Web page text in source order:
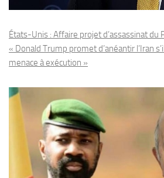
États-Unis : Affaire projet d’assassinat du
« Donald Trump promet d’anéantir l’Iran
menace à exécution »